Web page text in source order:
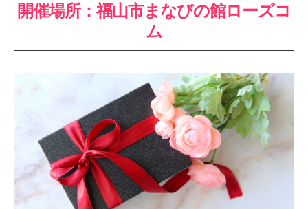
開催場所：福山市まなびの館ローズコ
ム